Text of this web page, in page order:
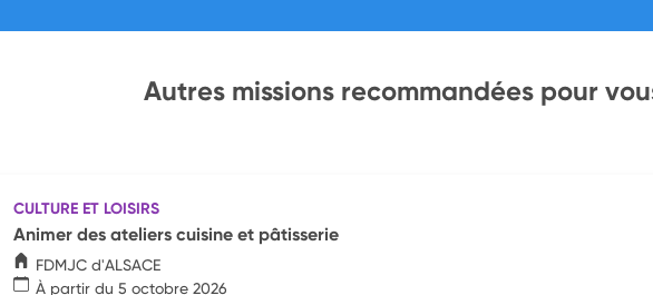
Autres missions recommandées pour
CULTURE ET LOISIRS
Animer des ateliers cuisine et pâtisserie
FDMJC d'ALSACE
À partir du 5 octobre 2026